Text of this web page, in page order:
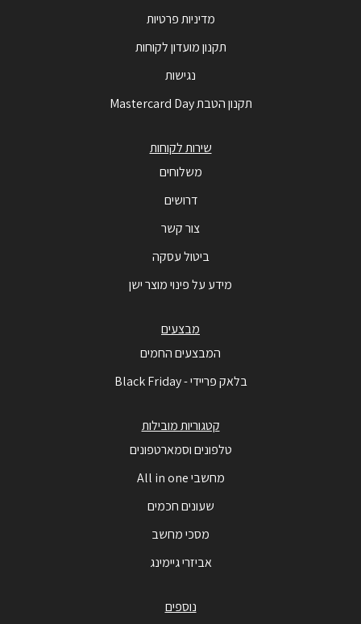
מדיניות פרטיות
תקנון מועדון לקוחות
נגישות
תקנון הטבת Mastercard Day
שירות לקוחות
משלוחים
דרושים
צור קשר
ביטול עסקה
מידע על פינוי מוצר ישן
מבצעים
המבצעים החמים
בלאק פריידי - Black Friday
קטגוריות מובילות
טלפונים וסמארטפונים
מחשבי All in one
שעונים חכמים
מסכי מחשב
אביזרי גיימינג
נוספים